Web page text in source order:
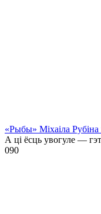
«Рыбы» Міхаіла
А ці ёсць увогуле —
090